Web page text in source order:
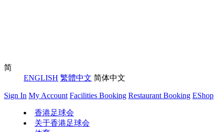
简
ENGLISH 繁體中文 简体中文
Sign In My Account Facilities Booking Restaurant Booking EShop
香港足球会
关于香港足球会